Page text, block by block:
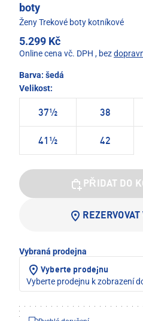
boty
Ženy Trekové boty kotníkové
5.299 Kč
Online cena vč. DPH , bez
Barva: šedá
Velikost:
37½ 38
41½ 42
PŘIDAT DO
Vybraná prodejna
Vyberte prodejnu
Vyberte prodejnu k zobrazení